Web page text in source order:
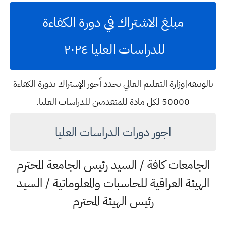
مبلغ الاشتراك في دورة الكفاءة
للدراسات العليا ٢٠٢٤
بالوثيقة|وزارة التعليم العالي تحدد أُجور الإشتراك بدورة الكفاءة
50000 لكل مادة للمتقدمين للدراسات العليا.
اجور دورات الدراسات العليا
الجامعات كافة / السيد رئيس الجامعة المحترم
الهيئة العراقية للحاسبات والمعلوماتية / السيد
رئيس الهيئة المحترم